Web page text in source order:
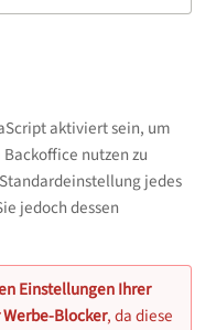
aktiviert sein, um
nutzen zu
jedes
jedoch dessen
Einstellungen Ihrer
Blocker, da diese